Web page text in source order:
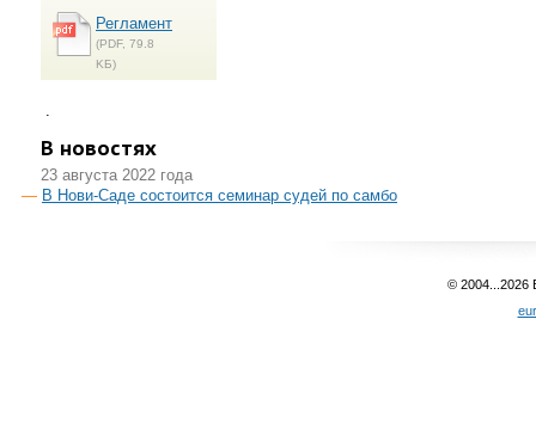
Регламент
(PDF, 79.8
KБ)
В новостях
23 августа 2022 года
В Нови-Саде состоится семинар судей по самбо
© 2004...2026